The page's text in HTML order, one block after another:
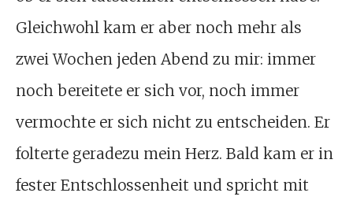
Gleichwohl kam er aber noch mehr als
zwei Wochen jeden Abend zu mir: immer
noch bereitete er sich vor, noch immer
vermochte er sich nicht zu entscheiden. Er
folterte geradezu mein Herz. Bald kam er in
fester Entschlossenheit und spricht mit